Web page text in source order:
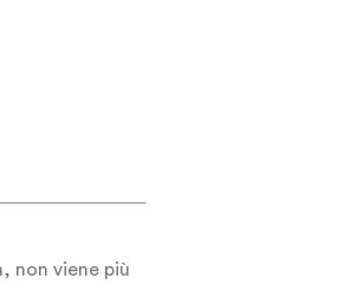
non viene più